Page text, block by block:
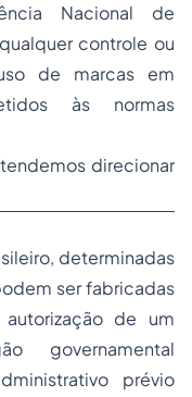
Nacional de
controle ou
de marcas em
às normas
direcionar
determinadas
ser fabricadas
de um
governamental
prévio